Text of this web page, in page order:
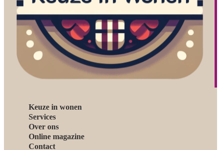
Keuze in wonen
Services
Over ons
Online magazine
Contact